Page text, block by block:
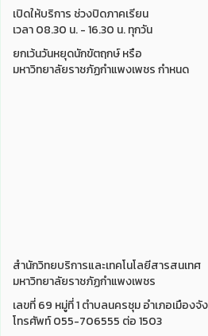
เปิดให้บริการ ช่วงปิดภาคเรียน
เวลา 08.30 น. - 16.30 น. ทุกวัน
ยกเว้นวันหยุดนักขัตฤกษ์ หรือ
มหาวิทยาลัยราชภัฏกำแพงเพชร กำหนด
สำนักวิทยบริการและเทคโนโลยีสารสนเทศ
มหาวิทยาลัยราชภัฏกำแพงเพชร
เลขที่ 69 หมู่ที่ 1 ตำบลนครชุม อำเภอเมือง
โทรศัพท์ 055-706555 ต่อ 1503